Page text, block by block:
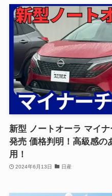
新型 ノートオーラ マイ
発売 価格判明！高級感の
用！
2024年6月13日 日産